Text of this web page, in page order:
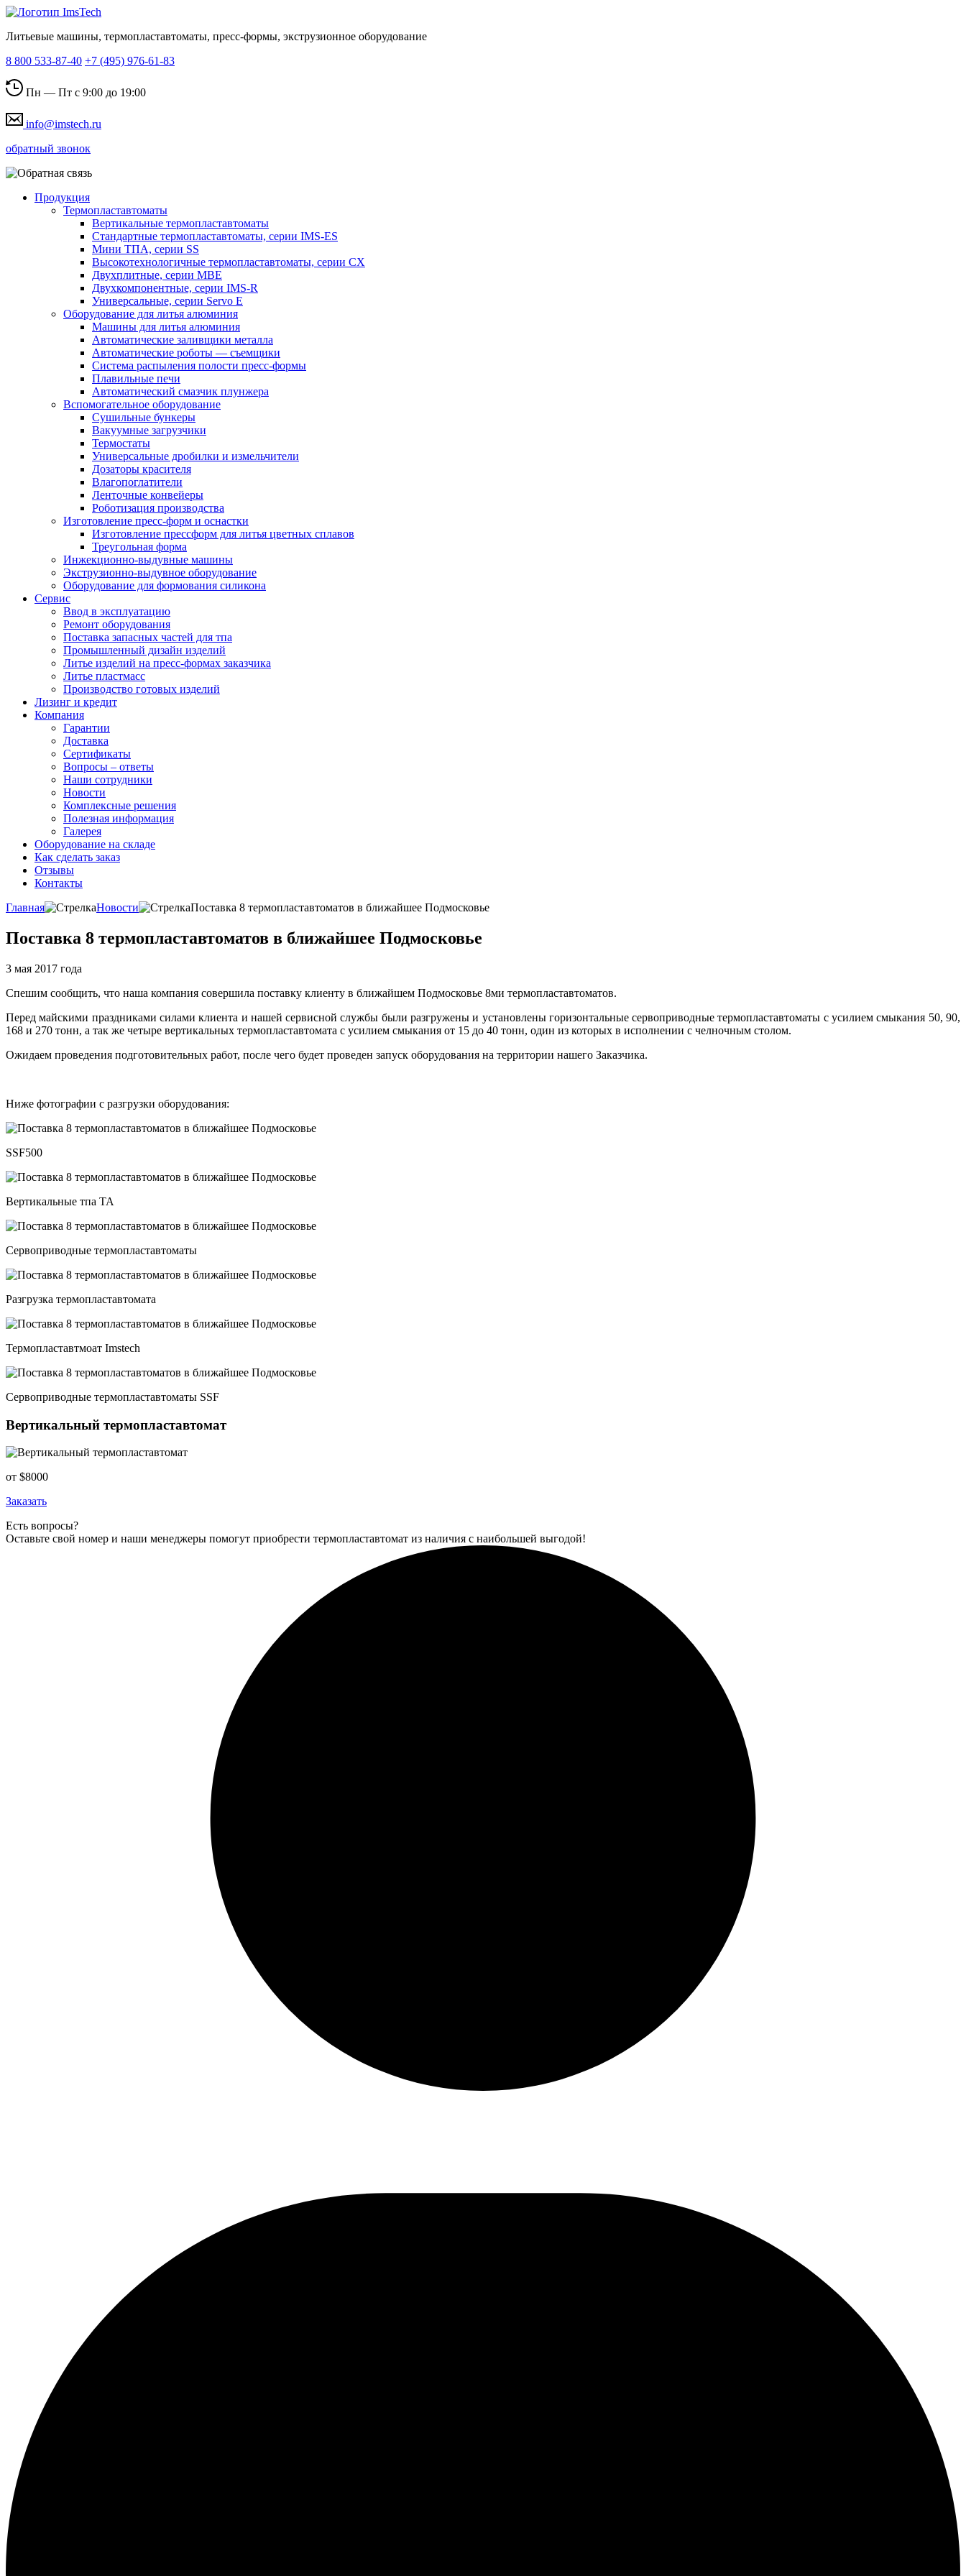
Литьевые машины, термопластавтоматы, пресс-формы, экструзионное оборудование
8 800 533-87-40 +7 (495) 976-61-83
Пн — Пт с 9:00 до 19:00
info@imstech.ru
обратный звонок
Продукция
Термопластавтоматы
Вертикальные термопластавтоматы
Стандартные термопластавтоматы, серии IMS-ES
Мини ТПА, серии SS
Высокотехнологичные термопластавтоматы, серии СХ
Двухплитные, серии MBE
Двухкомпонентные, серии IMS-R
Универсальные, серии Servo E
Оборудование для литья алюминия
Машины для литья алюминия
Автоматические заливщики металла
Автоматические роботы — съемщики
Система распыления полости пресс-формы
Плавильные печи
Автоматический смазчик плунжера
Вспомогательное оборудование
Сушильные бункеры
Вакуумные загрузчики
Термостаты
Универсальные дробилки и измельчители
Дозаторы красителя
Влагопоглатители
Ленточные конвейеры
Роботизация производства
Изготовление пресс-форм и оснастки
Изготовление прессформ для литья цветных сплавов
Треугольная форма
Инжекционно-выдувные машины
Экструзионно-выдувное оборудование
Оборудование для формования силикона
Сервис
Ввод в эксплуатацию
Ремонт оборудования
Поставка запасных частей для тпа
Промышленный дизайн изделий
Литье изделий на пресс-формах заказчика
Литье пластмасс
Производство готовых изделий
Лизинг и кредит
Компания
Гарантии
Доставка
Сертификаты
Вопросы – ответы
Наши сотрудники
Новости
Комплексные решения
Полезная информация
Галерея
Оборудование на складе
Как сделать заказ
Отзывы
Контакты
Главная
Новости Поставка 8 термопластавтоматов в ближайшее Подмосковье
Поставка 8 термопластавтоматов в ближайшее Подмосковье
3 мая 2017 года
Спешим сообщить, что наша компания совершила поставку клиенту в ближайшем Подмосковье 8ми термопластавтоматов.
Перед майскими праздниками силами клиента и нашей сервисной службы были разгружены и установлены горизонтальные сервоприводные термопластавтоматы с усилием смыкания 50, 90,
168 и 270 тонн, а так же четыре вертикальных термопластавтомата с усилием смыкания от 15 до 40 тонн, один из которых в исполнении с челночным столом.
Ожидаем проведения подготовительных работ, после чего будет проведен запуск оборудования на территории нашего Заказчика.
Ниже фотографии с разгрузки оборудования:
SSF500
Вертикальные тпа TA
Сервоприводные термопластавтоматы
Разгрузка термопластавтомата
Термопластавтмоат Imstech
Сервоприводные термопластавтоматы SSF
Вертикальный термопластавтомат
от $8000
Заказать
Есть вопросы?
Оставьте свой номер и наши менеджеры помогут приобрести термопластавтомат из наличия с наибольшей выгодой!